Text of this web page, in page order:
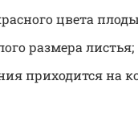
цвета
размера листья;
приходится на